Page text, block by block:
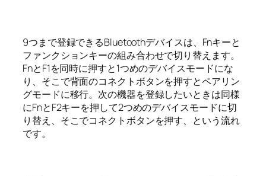
9つまで登録できるBluetoothデバイスは、Fnキーと
ファンクションキーの組み合わせで切り替えます。
FnとF1を同時に押すと1つめのデバイスモードにな
り、そこで背面のコネクトボタンを押すとペアリン
グモードに移行。次の機器を登録したいときは同様
にFnとF2キーを押して2つめのデバイスモードに切
り替え、そこでコネクトボタンを押す、という流れ
です。